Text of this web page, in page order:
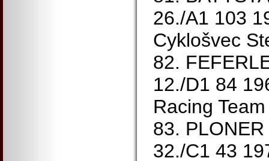
26./A1 103
Cyklošvec
82.
12./D1 84
Racing
83.
32./C1 43